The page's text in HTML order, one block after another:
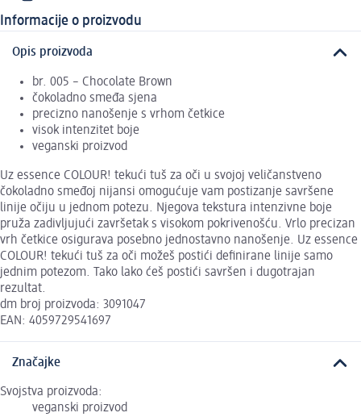
Informacije o proizvodu
Opis proizvoda
br. 005 – Chocolate Brown
čokoladno smeđa sjena
precizno nanošenje s vrhom četkice
visok intenzitet boje
veganski proizvod
Uz essence COLOUR! tekući tuš za oči u svojoj veličanstveno
čokoladno smeđoj nijansi omogućuje vam postizanje savršene
linije očiju u jednom potezu. Njegova tekstura intenzivne boje
pruža zadivljujući završetak s visokom pokrivenošću. Vrlo precizan
vrh četkice osigurava posebno jednostavno nanošenje. Uz essence
COLOUR! tekući tuš za oči možeš postići definirane linije samo
jednim potezom. Tako lako ćeš postići savršen i dugotrajan
rezultat.
dm broj proizvoda: 3091047
EAN: 4059729541697
Značajke
Svojstva proizvoda:
veganski proizvod